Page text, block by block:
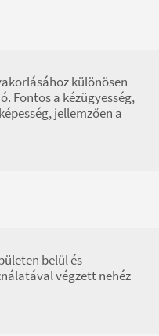
különösen
Fontos a kézügyesség,
jellemzően a
belül és
végzett nehéz